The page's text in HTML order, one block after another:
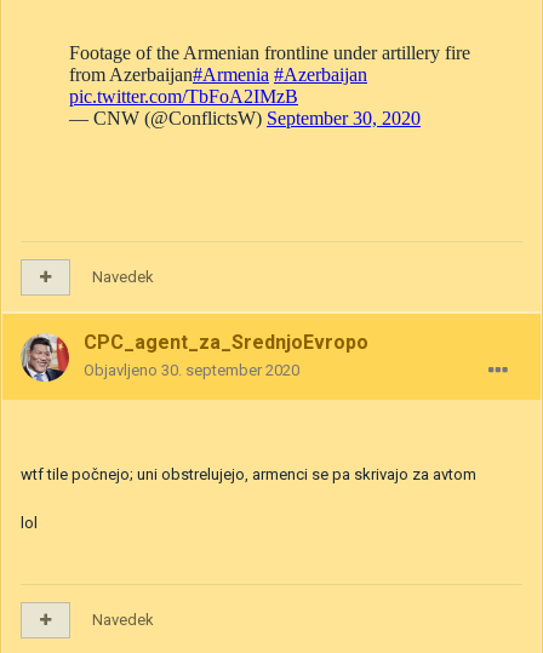
Navedek
CPC_agent_za_SrednjoEvropo
Objavljeno 30. september 2020
wtf tile počnejo; uni obstrelujejo, armenci se pa skrivajo za avtom
lol
Navedek